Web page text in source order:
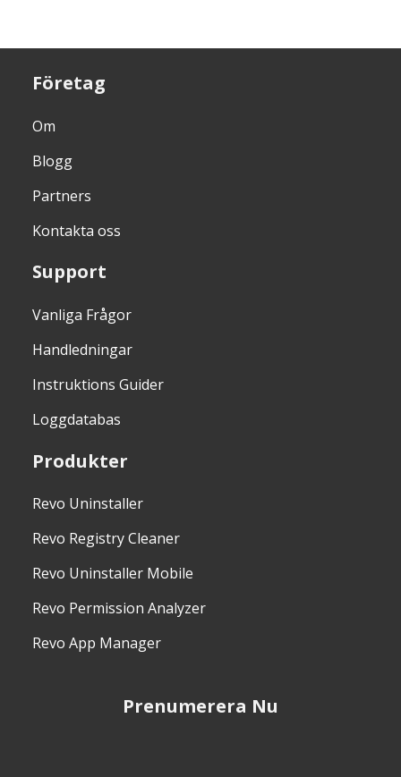
Företag
Om
Blogg
Partners
Kontakta oss
Support
Vanliga Frågor
Handledningar
Instruktions Guider
Loggdatabas
Produkter
Revo Uninstaller
Revo Registry Cleaner
Revo Uninstaller Mobile
Revo Permission Analyzer
Revo App Manager
Prenumerera Nu